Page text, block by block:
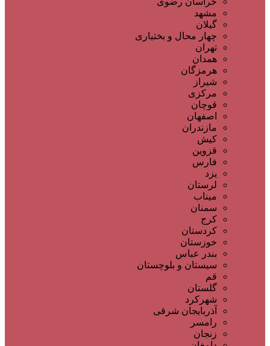
مشهد
گیلان
چهار محال و بختیاری
تهران
همدان
هرمزگان
شیراز
مرکزی
قوچان
اصفهان
مازندران
کیش
قزوین
فارس
یزد
لرستان
میناب
سمنان
کرج
کردستان
خوزستان
بندر عباس
سیستان و بلوچستان
قم
گلستان
شهرکرد
آذربایجان شرقی
رامسر
زنجان